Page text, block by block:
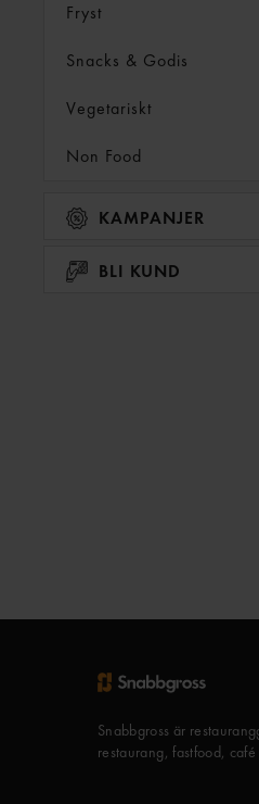
Fryst
Snacks & Godis
Vegetariskt
Non Food
KAMPANJER
BLI KUND
Snabbgross är
restaurang, fastfood,